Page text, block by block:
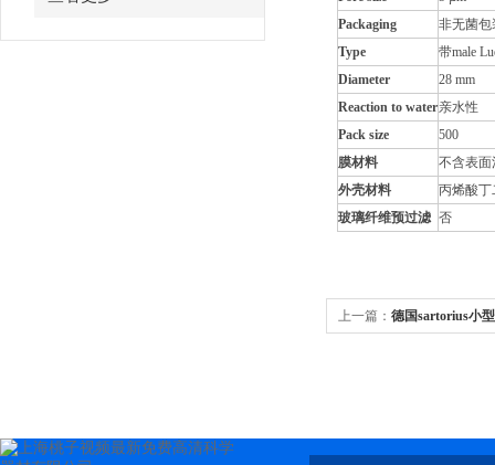
Packaging
非无菌包
Type
带male
Diameter
28 mm
Reaction to water亲水性
Pack size
500
膜材料
不含表面
外壳材料
丙烯酸
玻璃纤维预过滤 否
上一篇： 德国sartorius小